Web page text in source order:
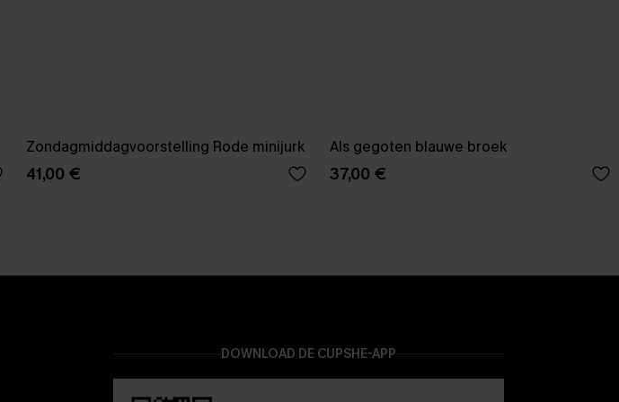
Zondagmiddagvoorstelling Rode minijurk
41,00 €
Als gegoten blauwe broek
37,00 €
DOWNLOAD DE CUPSHE-APP